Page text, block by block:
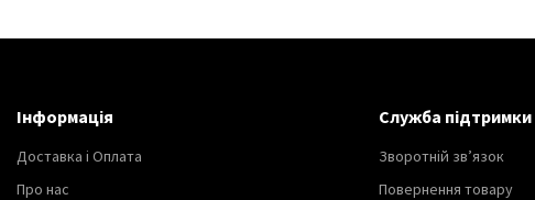
Інформація
Доставка і Оплата
Про нас
Служба підтримки
Зворотній зв’язок
Повернення товару